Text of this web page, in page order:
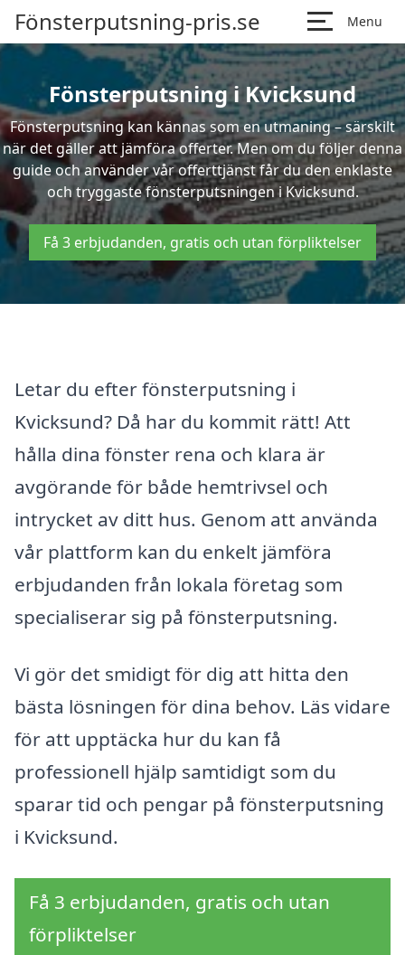
Fönsterputsning-pris.se Menu
Fönsterputsning i Kvicksund
Fönsterputsning kan kännas som en utmaning – särskilt
när det gäller att jämföra offerter. Men om du följer denna
guide och använder vår offerttjänst får du den enklaste
och tryggaste fönsterputsningen i Kvicksund.
Få 3 erbjudanden, gratis och utan förpliktelser
Letar du efter fönsterputsning i
Kvicksund? Då har du kommit rätt! Att
hålla dina fönster rena och klara är
avgörande för både hemtrivsel och
intrycket av ditt hus. Genom att använda
vår plattform kan du enkelt jämföra
erbjudanden från lokala företag som
specialiserar sig på fönsterputsning.
Vi gör det smidigt för dig att hitta den
bästa lösningen för dina behov. Läs vidare
för att upptäcka hur du kan få
professionell hjälp samtidigt som du
sparar tid och pengar på fönsterputsning
i Kvicksund.
Få 3 erbjudanden, gratis och utan
förpliktelser